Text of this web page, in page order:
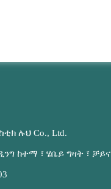
ሉህ Co., Ltd.
ከተማ ፣ ሄቤይ ግዛት ፣ ቻይና